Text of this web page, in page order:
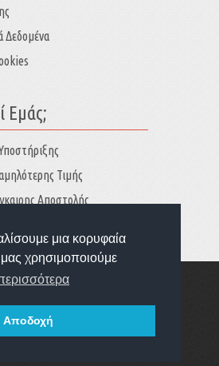
μια κορυφαία
χρησιμοποιούμε
Αποδοχή
Δεδομένα
Εμάς;
Τιμής
Αποστολής
© 2022GameExplorers
περιλαμβάνουν ΦΠΑ 24%